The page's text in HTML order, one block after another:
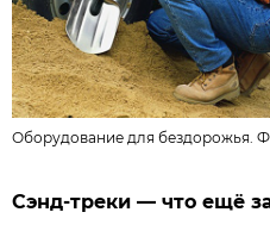
Оборудование для бездорожья.
Сэнд-треки — что ещё